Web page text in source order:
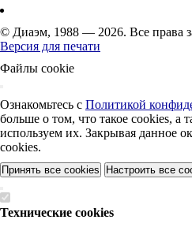
© Диаэм, 1988 — 2026. Все права
Версия для печати
Файлы cookie
Ознакомьтесь с Политикой
больше о том, что такое cookies, а
используем их. Закрывая данное
cookies.
Принять все cookies Настроить все
Технические cookies